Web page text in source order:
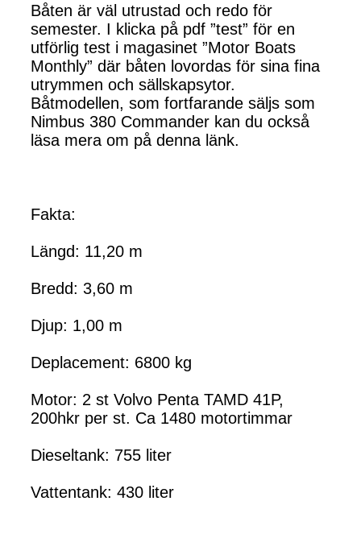
Båten är väl utrustad och redo för
semester. I klicka på pdf ”test” för en
utförlig test i magasinet ”Motor Boats
Monthly” där båten lovordas för sina fina
utrymmen och sällskapsytor.
Båtmodellen, som fortfarande säljs som
Nimbus 380 Commander kan du också
läsa mera om på denna länk.
Fakta:
Längd: 11,20 m
Bredd: 3,60 m
Djup: 1,00 m
Deplacement: 6800 kg
Motor: 2 st Volvo Penta TAMD 41P,
200hkr per st. Ca 1480 motortimmar
Dieseltank: 755 liter
Vattentank: 430 liter